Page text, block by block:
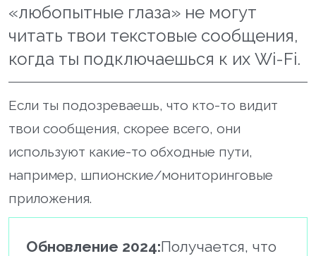
«любопытные глаза» не могут
читать твои текстовые сообщения,
когда ты подключаешься к их Wi-Fi.
Если ты подозреваешь, что кто-то видит
твои сообщения, скорее всего, они
используют какие-то обходные пути,
например, шпионские/мониторинговые
приложения.
Обновление 2024:Получается, что